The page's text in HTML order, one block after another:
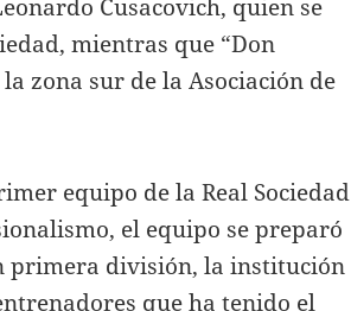
Cusacovich, quien se
mientras que “Don
zona sur de la Asociación de
equipo de la Real Sociedad
el equipo se preparó
primera división, la institución
que ha tenido el